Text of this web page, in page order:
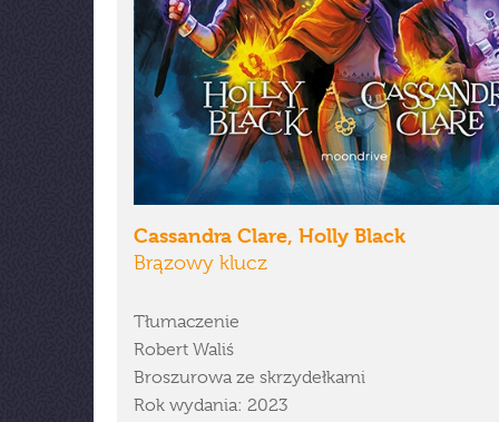
Cassandra Clare, Holly Black
Brązowy klucz
Tłumaczenie
Robert Waliś
Broszurowa ze skrzydełkami
Rok wydania: 2023